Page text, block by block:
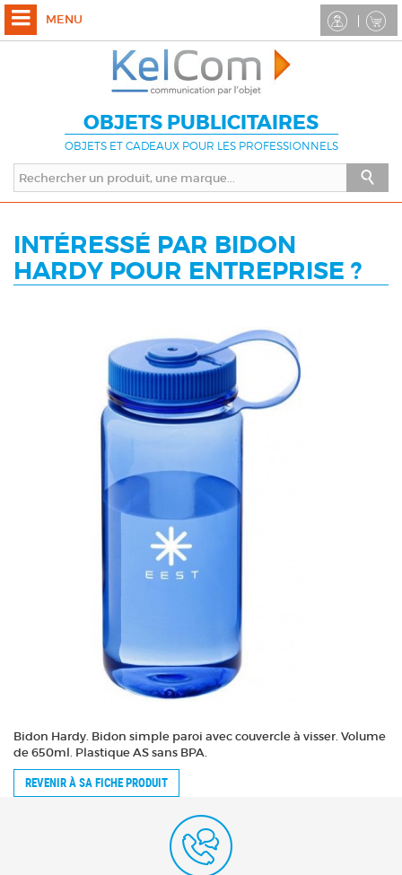
OBJETS PUBLICITAIRES
OBJETS ET CADEAUX POUR LES PROFESSIONNELS
MENU
INTÉRESSÉ PAR BIDON
HARDY POUR ENTREPRISE ?
Bidon Hardy. Bidon simple paroi avec couvercle à visser. Volume
de 650ml. Plastique AS sans BPA.
REVENIR À SA FICHE PRODUIT